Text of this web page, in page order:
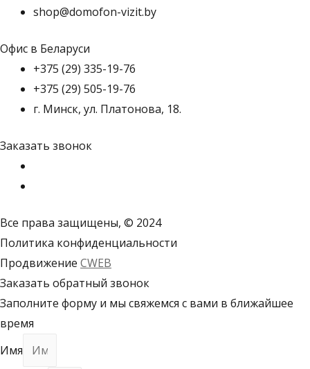
shop@domofon-vizit.by
Офис в Беларуси
+375 (29) 335-19-76
+375 (29) 505-19-76
г. Минск, ул. Платонова, 18.
Заказать звонок
Все права защищены, © 2024
Политика конфиденциальности
Продвижение CWEB
Заказать обратный звонок
Заполните форму и мы свяжемся с вами в ближайшее
время
Имя